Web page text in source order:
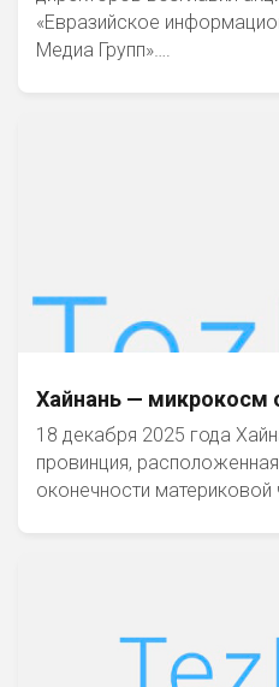
«Евразийское
Медиа Групп»….
Хайнань — микрокосм
18 декабря 2025 года
провинция,
оконечности материковой